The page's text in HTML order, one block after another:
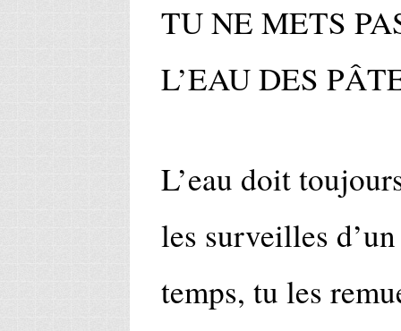
TU NE METS
L’EAU DES
L’eau doit
les surveilles
temps, tu les